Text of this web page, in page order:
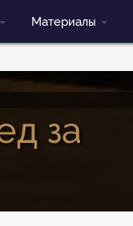
Материалы
за